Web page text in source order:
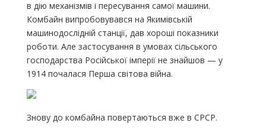
в дію механізмів і пересування самої машини.
Комбайн випробовувався на Якимівській
машинодослідній станції, дав хороші показники
роботи. Але застосування в умовах сільського
господарства Російської імперії не знайшов — у
1914 почалася Перша світова війна.
Знову до комбайна повертаються вже в СРСР.